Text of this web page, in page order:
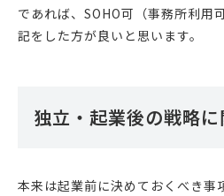
であれば、SOHO可（事務所利用
記をした方が良いと思います。
独立・起業後の戦略に
本来は起業前に決めておくべき事